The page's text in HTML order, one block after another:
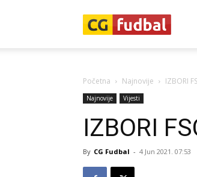
Početna Najnovije IZBORI
Najnovije Vijesti
IZBORI
By CG Fudbal - 4 Jun 2021. 07:53